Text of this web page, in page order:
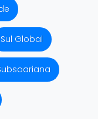
Sul Global